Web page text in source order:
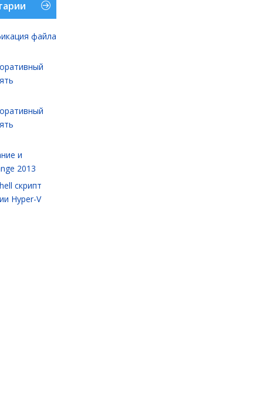
файла
и
2013
cкрипт
Hyper-V